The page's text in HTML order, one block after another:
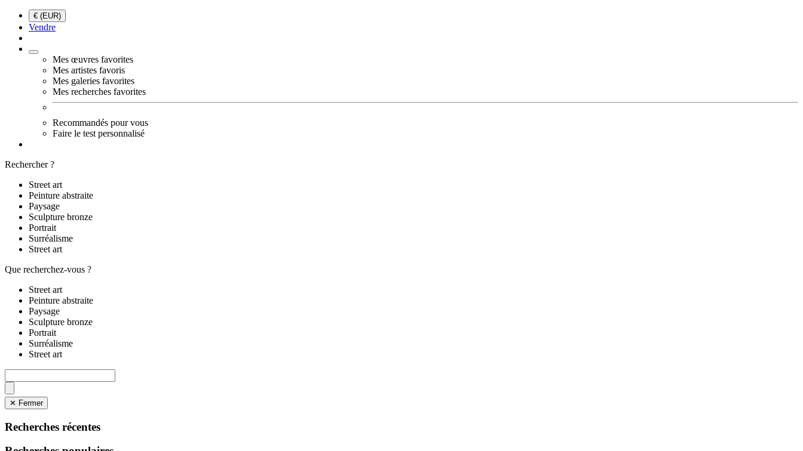
€ (EUR)
Vendre
Mes œuvres favorites
Mes artistes favoris
Mes galeries favorites
Mes recherches favorites
Recommandés pour vous
Faire le test personnalisé
Rechercher ?
Street art
Peinture abstraite
Paysage
Sculpture bronze
Portrait
Surréalisme
Street art
Que recherchez-vous ?
Street art
Peinture abstraite
Paysage
Sculpture bronze
Portrait
Surréalisme
Street art
✕ Fermer
Recherches récentes